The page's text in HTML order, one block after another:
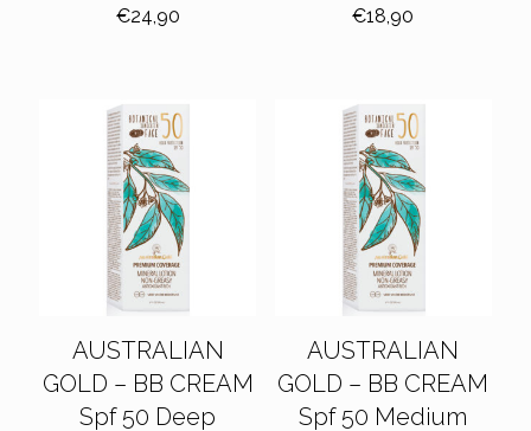
€24,90 €18,90
AUSTRALIAN
GOLD – BB CREAM
Spf 50 Deep
AUSTRALIAN
GOLD – BB CREAM
Spf 50 Medium